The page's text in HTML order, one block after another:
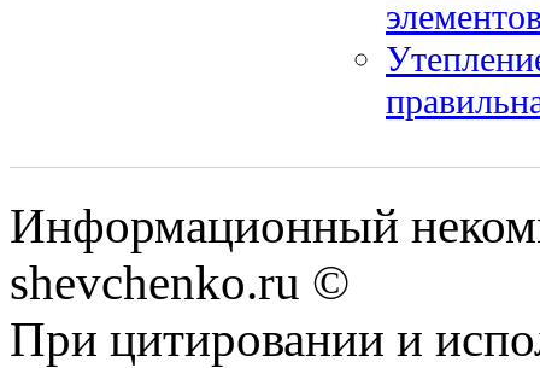
Информационный
shevchenko.ru ©
При цитировании и